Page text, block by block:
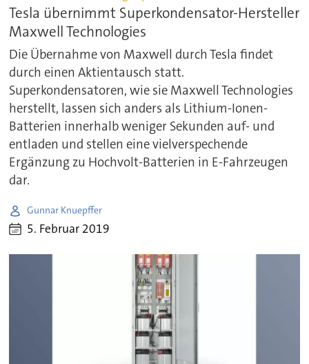
Tesla übernimmt Superkondensator-Hersteller
Maxwell Technologies
Die Übernahme von Maxwell durch Tesla findet
durch einen Aktientausch statt.
Superkondensatoren, wie sie Maxwell Technologies
herstellt, lassen sich anders als Lithium-Ionen-
Batterien innerhalb weniger Sekunden auf- und
entladen und stellen eine vielverspechende
Ergänzung zu Hochvolt-Batterien in E-Fahrzeugen
dar.
Gunnar Knuepffer
5. Februar 2019